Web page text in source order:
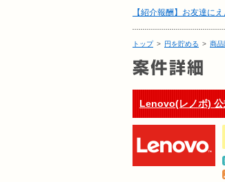
【紹介報酬】お友達に
トップ > 円を貯める > 商品
Lenovo(レノボ)